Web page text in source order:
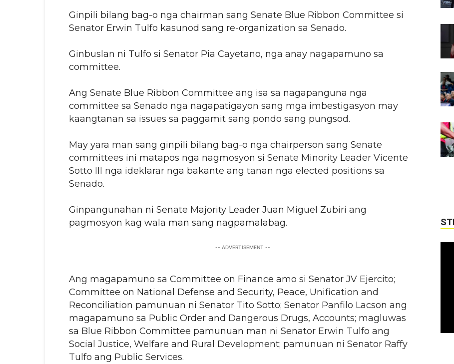
Ginpili bilang bag-o nga chairman sang Senate Blue Ribbon Committee si
Senator Erwin Tulfo kasunod sang re-organization sa Senado.
Ginbuslan ni Tulfo si Senator Pia Cayetano, nga anay nagapamuno sa
committee.
Ang Senate Blue Ribbon Committee ang isa sa nagapanguna nga
committee sa Senado nga nagapatigayon sang mga imbestigasyon may
kaangtanan sa issues sa paggamit sang pondo sang pungsod.
May yara man sang ginpili bilang bag-o nga chairperson sang Senate
committees ini matapos nga nagmosyon si Senate Minority Leader Vicente
Sotto III nga ideklarar nga bakante ang tanan nga elected positions sa
Senado.
Ginpangunahan ni Senate Majority Leader Juan Miguel Zubiri ang
pagmosyon kag wala man sang nagpamalabag.
-- ADVERTISEMENT --
Ang magapamuno sa Committee on Finance amo si Senator JV Ejercito;
Committee on National Defense and Security, Peace, Unification and
Reconciliation pamunuan ni Senator Tito Sotto; Senator Panfilo Lacson ang
magapamuno sa Public Order and Dangerous Drugs, Accounts; magluwas
sa Blue Ribbon Committee pamunuan man ni Senator Erwin Tulfo ang
Social Justice, Welfare and Rural Development; pamunuan ni Senator Raffy
Tulfo ang Public Services.